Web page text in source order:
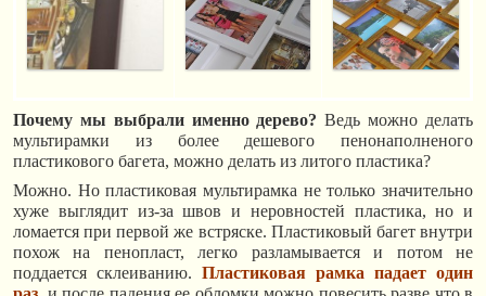
Почему мы выбрали именно дерево? Ведь можно делать
мультирамки из более дешевого пенонаполненого
пластикового багета, можно делать из литого пластика?
Можно. Но пластиковая мультирамка не только значительно
хуже выглядит из-за швов и неровностей пластика, но и
ломается при первой же встряске. Пластиковый багет внутри
похож на пенопласт, легко разламывается и потом не
поддается склеиванию. Пластиковая рамка падает один